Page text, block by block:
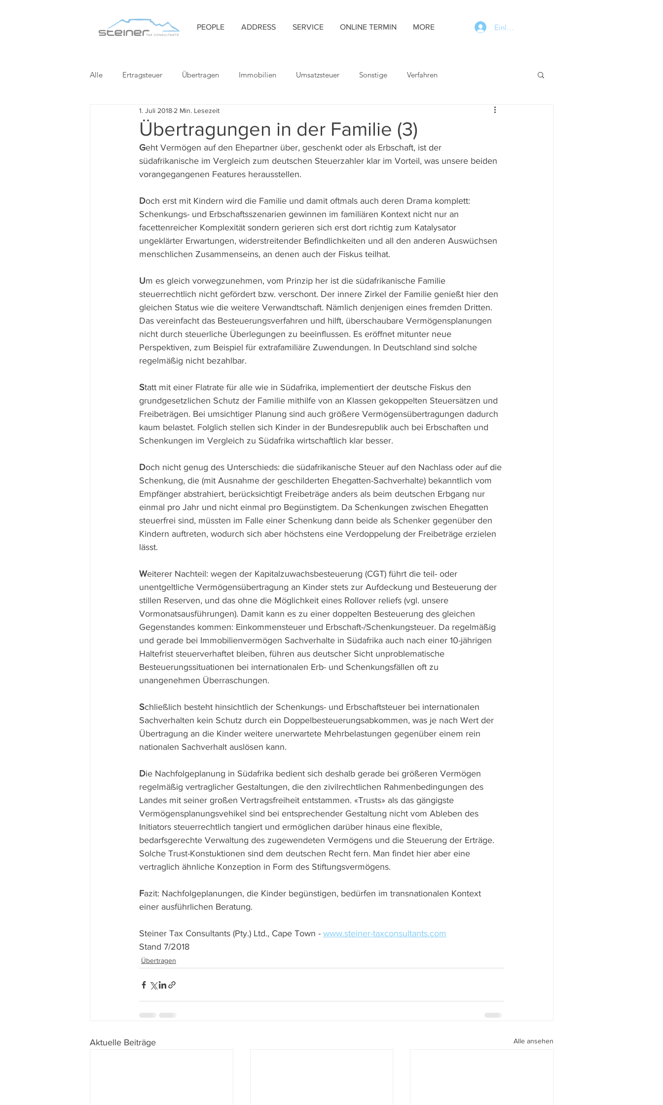
PEOPLE ADDRESS SERVICE ONLINE TERMIN MORE Einloggen
Alle Ertragsteuer Übertragen Immobilien Umsatzsteuer Sonstige Verfahren
Übertragungen in der Familie (3)
1. Juli 2018 2 Min. Lesezeit
Geht Vermögen auf den Ehepartner über, geschenkt oder als Erbschaft, ist der
südafrikanische im Vergleich zum deutschen Steuerzahler klar im Vorteil, was unsere beiden
vorangegangenen Features herausstellen.
Doch erst mit Kindern wird die Familie und damit oftmals auch deren Drama komplett:
Schenkungs- und Erbschaftsszenarien gewinnen im familiären Kontext nicht nur an
facettenreicher Komplexität sondern gerieren sich erst dort richtig zum Katalysator
ungeklärter Erwartungen, widerstreitender Befindlichkeiten und all den anderen Auswüchsen
menschlichen Zusammenseins, an denen auch der Fiskus teilhat.
Um es gleich vorwegzunehmen, vom Prinzip her ist die südafrikanische Familie
steuerrechtlich nicht gefördert bzw. verschont. Der innere Zirkel der Familie genießt hier den
gleichen Status wie die weitere Verwandtschaft. Nämlich denjenigen eines fremden Dritten.
Das vereinfacht das Besteuerungsverfahren und hilft, überschaubare Vermögensplanungen
nicht durch steuerliche Überlegungen zu beeinflussen. Es eröffnet mitunter neue
Perspektiven, zum Beispiel für extrafamiliäre Zuwendungen. In Deutschland sind solche
regelmäßig nicht bezahlbar.
Statt mit einer Flatrate für alle wie in Südafrika, implementiert der deutsche Fiskus den
grundgesetzlichen Schutz der Familie mithilfe von an Klassen gekoppelten Steuersätzen und
Freibeträgen. Bei umsichtiger Planung sind auch größere Vermögensübertragungen dadurch
kaum belastet. Folglich stellen sich Kinder in der Bundesrepublik auch bei Erbschaften und
Schenkungen im Vergleich zu Südafrika wirtschaftlich klar besser.
Doch nicht genug des Unterschieds: die südafrikanische Steuer auf den Nachlass oder auf die
Schenkung, die (mit Ausnahme der geschilderten Ehegatten-Sachverhalte) bekanntlich vom
Empfänger abstrahiert, berücksichtigt Freibeträge anders als beim deutschen Erbgang nur
einmal pro Jahr und nicht einmal pro Begünstigtem. Da Schenkungen zwischen Ehegatten
steuerfrei sind, müssten im Falle einer Schenkung dann beide als Schenker gegenüber den
Kindern auftreten, wodurch sich aber höchstens eine Verdoppelung der Freibeträge erzielen
lässt.
Weiterer Nachteil: wegen der Kapitalzuwachsbesteuerung (CGT) führt die teil- oder
unentgeltliche Vermögensübertragung an Kinder stets zur Aufdeckung und Besteuerung der
stillen Reserven, und das ohne die Möglichkeit eines Rollover reliefs (vgl. unsere
Vormonatsausführungen). Damit kann es zu einer doppelten Besteuerung des gleichen
Gegenstandes kommen: Einkommensteuer und Erbschaft-/Schenkungsteuer. Da regelmäßig
und gerade bei Immobilienvermögen Sachverhalte in Südafrika auch nach einer 10-jährigen
Haltefrist steuerverhaftet bleiben, führen aus deutscher Sicht unproblematische
Besteuerungssituationen bei internationalen Erb- und Schenkungsfällen oft zu
unangenehmen Überraschungen.
Schließlich besteht hinsichtlich der Schenkungs- und Erbschaftsteuer bei internationalen
Sachverhalten kein Schutz durch ein Doppelbesteuerungsabkommen, was je nach Wert der
Übertragung an die Kinder weitere unerwartete Mehrbelastungen gegenüber einem rein
nationalen Sachverhalt auslösen kann.
Die Nachfolgeplanung in Südafrika bedient sich deshalb gerade bei größeren Vermögen
regelmäßig vertraglicher Gestaltungen, die den zivilrechtlichen Rahmenbedingungen des
Landes mit seiner großen Vertragsfreiheit entstammen. «Trusts» als das gängigste
Vermögensplanungsvehikel sind bei entsprechender Gestaltung nicht vom Ableben des
Initiators steuerrechtlich tangiert und ermöglichen darüber hinaus eine flexible,
bedarfsgerechte Verwaltung des zugewendeten Vermögens und die Steuerung der Erträge.
Solche Trust-Konstuktionen sind dem deutschen Recht fern. Man findet hier aber eine
vertraglich ähnliche Konzeption in Form des Stiftungsvermögens.
Fazit: Nachfolgeplanungen, die Kinder begünstigen, bedürfen im transnationalen Kontext
einer ausführlichen Beratung.
Steiner Tax Consultants (Pty.) Ltd., Cape Town - www.steiner-taxconsultants.com
Stand 7/2018
Übertragen
Aktuelle Beiträge Alle ansehen